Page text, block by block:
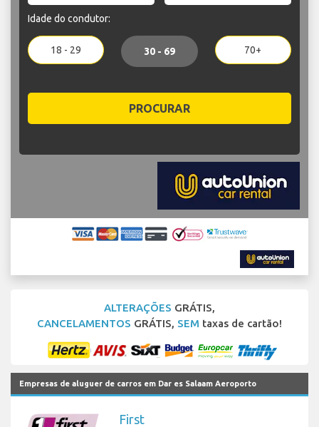
Idade do condutor:
18 - 29 30 - 69 70+
PROCURAR
ALTERAÇÕES GRÁTIS,
CANCELAMENTOS GRÁTIS, SEM taxas de cartão!
Empresas de aluguer de carros em Dar es Salaam Aeroporto
First